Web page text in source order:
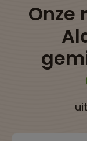
Onze
uit